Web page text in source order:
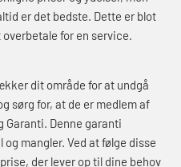
er det bedste. Dette er blot
for en service.
dit område for at undgå
sørg for, at de er medlem af
Garanti. Denne garanti
mangler. Ved at følge disse
der lever op til dine behov